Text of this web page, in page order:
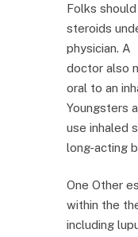
Folks
steroids
physician. A
doctor also
oral to an
Youngsters
use inhaled
long-acting
One Other
within the
including